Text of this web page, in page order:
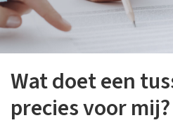
Wat doet een
precies voor mij?